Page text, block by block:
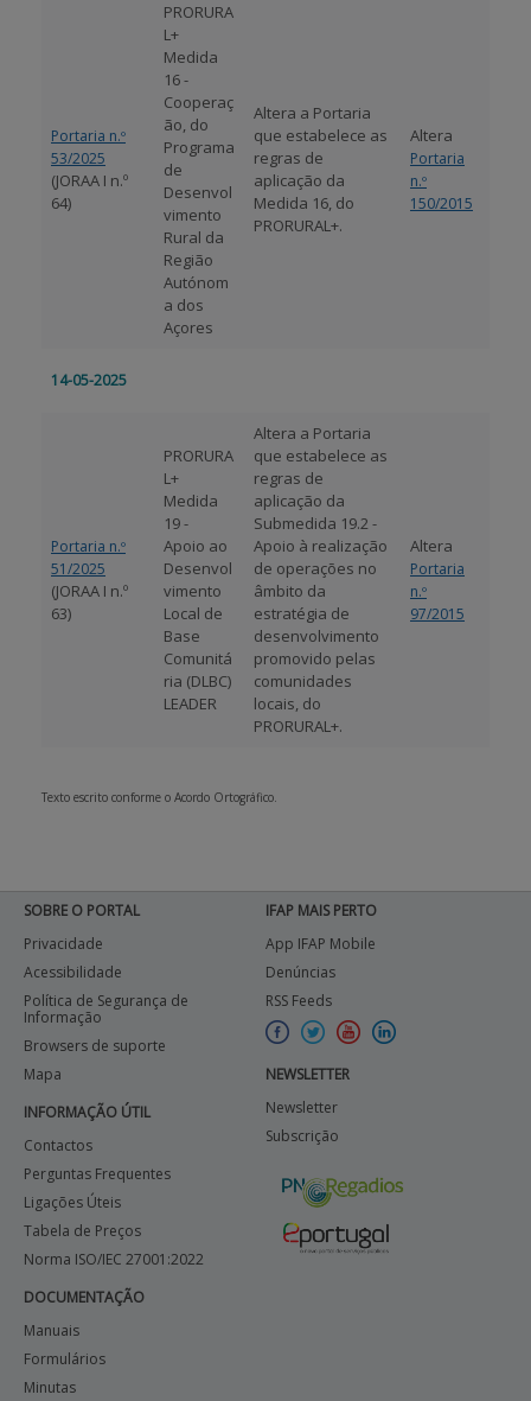
Portaria n.º
53/2025
(JORAA I n.º
64)
PRORURA
L+
Medida
16 -
Cooperaç
ão, do
Programa
de
Desenvol
vimento
Rural da
Região
Autónom
a dos
Açores
Altera a Portaria
que estabelece as
regras de
aplicação da
Medida 16, do
PRORURAL+.
Altera
Portaria
n.º
150/2015
14-05-2025
Portaria n.º
51/2025
(JORAA I n.º
63)
PRORURA
L+
Medida
19 -
Apoio ao
Desenvol
vimento
Local de
Base
Comunitá
ria (DLBC)
LEADER
Altera a Portaria
que estabelece as
regras de
aplicação da
Submedida 19.2 -
Apoio à realização
de operações no
âmbito da
estratégia de
desenvolvimento
promovido pelas
comunidades
locais, do
PRORURAL+.
Altera
Portaria
n.º
97/2015
Texto escrito conforme o Acordo Ortográfico.
SOBRE O PORTAL
Privacidade
Acessibilidade
Política de Segurança de
Informação
Browsers de suporte
Mapa
INFORMAÇÃO ÚTIL
Contactos
Perguntas Frequentes
Ligações Úteis
Tabela de Preços
Norma ISO/IEC 27001:2022
DOCUMENTAÇÃO
Manuais
Formulários
Minutas
IFAP MAIS PERTO
App IFAP Mobile
Denúncias
RSS Feeds
NEWSLETTER
Newsletter
Subscrição